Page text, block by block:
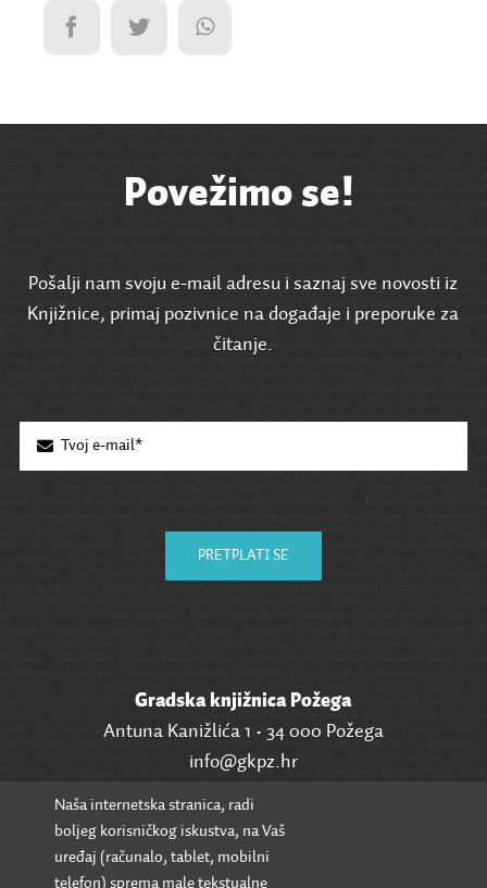
Povežimo se!
Pošalji nam svoju e-mail adresu i saznaj sve novosti iz
Knjižnice, primaj pozivnice na događaje i preporuke za
čitanje.
PRETPLATI SE
Gradska knjižnica Požega
Antuna Kanižlića 1 • 34 000 Požega
info@gkpz.hr
SVI KONTAKTI
Naša internetska stranica, radi
boljeg korisničkog iskustva, na Vaš
uređaj (računalo, tablet, mobilni
telefon) sprema male tekstualne